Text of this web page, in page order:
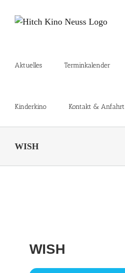
Inhalt
Aktuelles Terminkalender
Kinderkino Kontakt & Anfahrt
WISH
WISH